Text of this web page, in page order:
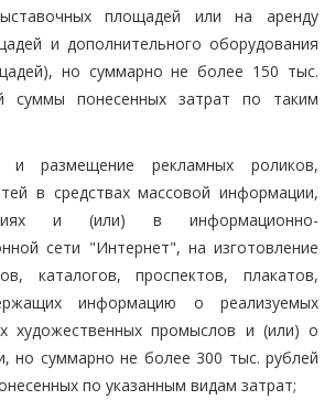
площадей или на аренду
и дополнительного оборудования
но суммарно не более 150 тыс.
суммы понесенных затрат по таким
и размещение рекламных роликов,
в средствах массовой информации,
и (или) в информационно-
сети "Интернет", на изготовление
каталогов, проспектов, плакатов,
информацию о реализуемых
художественных промыслов и (или) о
но суммарно не более 300 тыс. рублей
по указанным видам затрат;